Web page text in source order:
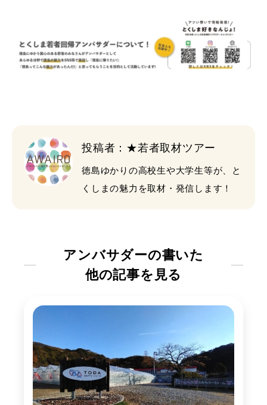
投稿者：★若者取材ツアー
徳島ゆかりの高校生や大学生等が、と
くしまの魅力を取材・発信します！
アンバサダーの書いた
他の記事を見る